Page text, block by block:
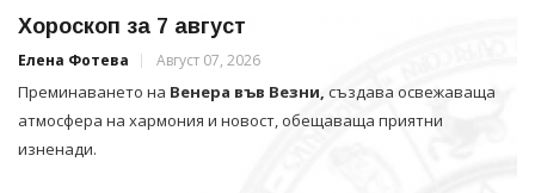
Хороскоп за 7 август
Елена Фотева Август 07, 2026
Преминаването на Венера във Везни, създава освежаваща
атмосфера на хармония и новост, обещаваща приятни
изненади.